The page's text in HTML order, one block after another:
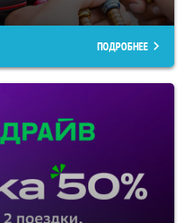
ПОДРОБНЕЕ